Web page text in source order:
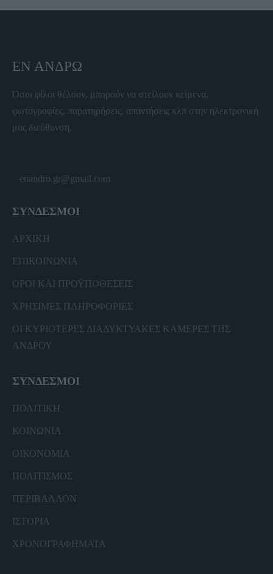
ΕΝ ΆΝΔΡΩ
Όσοι φίλοι θέλουν, μπορούν να στείλουν κείμενα,
φωτογραφίες, παρατηρήσεις, απαντήσεις κλπ στην ηλεκτρονική
μας διεύθυνση.
enandro.gr@gmail.com
ΣΥΝΔΕΣΜΟΙ
ΑΡΧΙΚΗ
ΕΠΙΚΟΙΝΩΝΙΑ
ΟΡΟΙ ΚΑΙ ΠΡΟΫΠΟΘΕΣΕΙΣ
ΧΡΗΣΙΜΕΣ ΠΛΗΡΟΦΟΡΙΕΣ
ΟΙ ΚΥΡΙΟΤΕΡΕΣ ΔΙΑΔΥΚΤΥΑΚΕΣ ΚΑΜΕΡΕΣ ΤΗΣ
ΑΝΔΡΟΥ
ΣΥΝΔΕΣΜΟΙ
ΠΟΛΙΤΙΚΗ
ΚΟΙΝΩΝΙΑ
ΟΙΚΟΝΟΜΙΑ
ΠΟΛΙΤΙΣΜΟΣ
ΠΕΡΙΒΑΛΛΟΝ
ΙΣΤΟΡΙΑ
ΧΡΟΝΟΓΡΑΦΗΜΑΤΑ